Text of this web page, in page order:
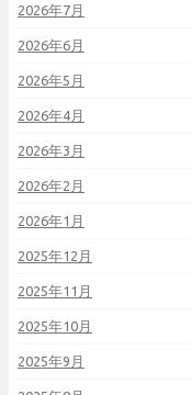
2026年7月
2026年6月
2026年5月
2026年4月
2026年3月
2026年2月
2026年1月
2025年12月
2025年11月
2025年10月
2025年9月